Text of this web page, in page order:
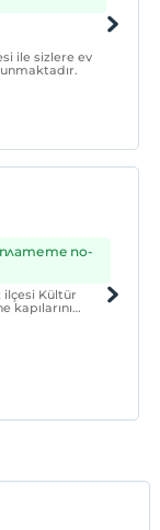
ile sizlere ev
платете по-
ilçesi Kültür
kapılarını